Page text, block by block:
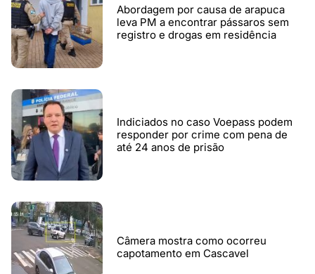
Abordagem por causa de arapuca
leva PM a encontrar pássaros sem
registro e drogas em residência
Indiciados no caso Voepass podem
responder por crime com pena de
até 24 anos de prisão
Câmera mostra como ocorreu
capotamento em Cascavel